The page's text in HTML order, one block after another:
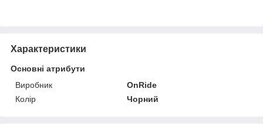
Характеристики
Основні атрибути
Виробник
OnRide
Колір
Чорний